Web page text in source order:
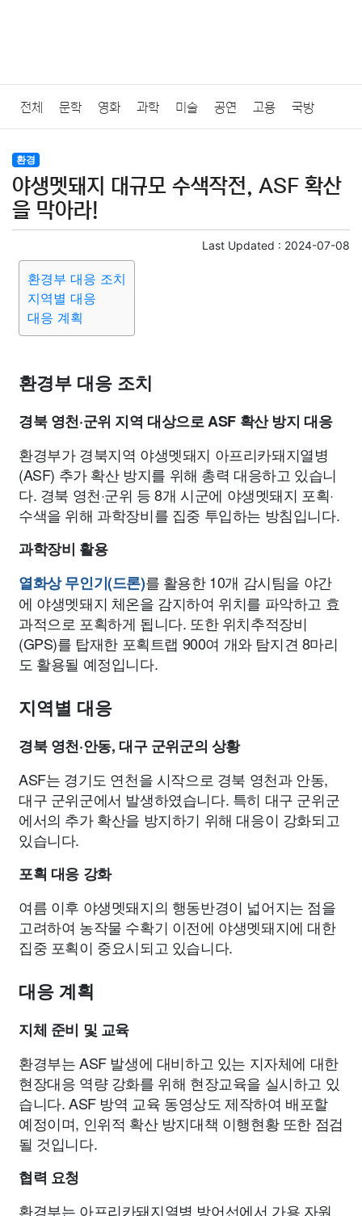
전체 문학 영화 과학 미술 공연 고용 국방
법률
질병 가요 방송 일상 주식 암호화폐 블록체인
미용 증권 인테리어
요리 상품리뷰 원예
대출 자동차
종교 사회 정치 건강
부동산 외국어 교육 교통 생활 기타
환경
야생멧돼지 대규모 수색작전, ASF 확산
을 막아라!
Last Updated : 2024-07-08
환경부 대응 조치
지역별 대응
대응 계획
환경부 대응 조치
경북 영천·군위 지역 대상으로 ASF 확산 방지 대응
환경부가 경북지역 야생멧돼지 아프리카돼지열병
(ASF) 추가 확산 방지를 위해 총력 대응하고 있습니
다. 경북 영천·군위 등 8개 시군에 야생멧돼지 포획·
수색을 위해 과학장비를 집중 투입하는 방침입니다.
과학장비 활용
열화상 무인기(드론)를 활용한 10개 감시팀을 야간
에 야생멧돼지 체온을 감지하여 위치를 파악하고 효
과적으로 포획하게 됩니다. 또한 위치추적장비
(GPS)를 탑재한 포획트랩 900여 개와 탐지견 8마리
도 활용될 예정입니다.
지역별 대응
경북 영천·안동, 대구 군위군의 상황
ASF는 경기도 연천을 시작으로 경북 영천과 안동,
대구 군위군에서 발생하였습니다. 특히 대구 군위군
에서의 추가 확산을 방지하기 위해 대응이 강화되고
있습니다.
포획 대응 강화
여름 이후 야생멧돼지의 행동반경이 넓어지는 점을
고려하여 농작물 수확기 이전에 야생멧돼지에 대한
집중 포획이 중요시되고 있습니다.
대응 계획
지체 준비 및 교육
환경부는 ASF 발생에 대비하고 있는 지자체에 대한
현장대응 역량 강화를 위해 현장교육을 실시하고 있
습니다. ASF 방역 교육 동영상도 제작하여 배포할
예정이며, 인위적 확산 방지대책 이행현황 또한 점검
될 것입니다.
협력 요청
환경부는 아프리카돼지열병 방어선에서 가용 자원